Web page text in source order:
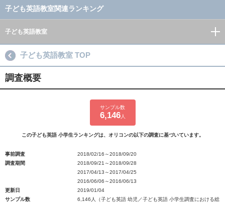
子ども英語教室関連ランキング
子ども英語教室
子ども英語教室 TOP
調査概要
サンプル数
6,146人
この子ども英語 小学生ランキングは、オリコンの以下の調査に基づいています。
事前調査
2018/02/16～2018/09/20
調査期間
2018/09/21～2018/09/28
2017/04/13～2017/04/25
2016/06/06～2016/06/13
更新日
2019/01/04
サンプル数
6,146人（子ども英語 幼児／子ども英語 小学生調査における総